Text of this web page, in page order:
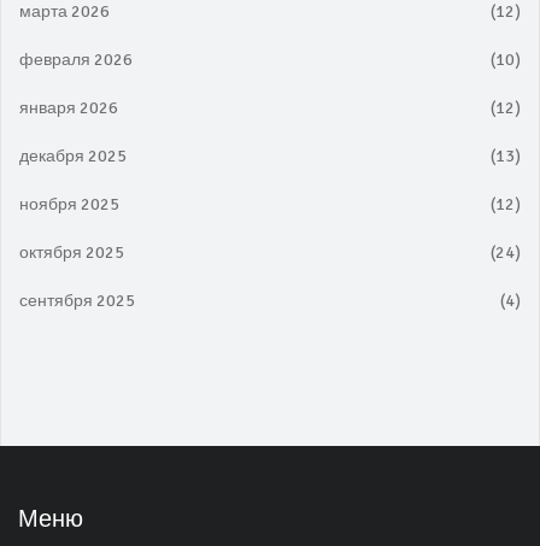
марта 2026 (12)
февраля 2026 (10)
января 2026 (12)
декабря 2025 (13)
ноября 2025 (12)
октября 2025 (24)
сентября 2025 (4)
Меню